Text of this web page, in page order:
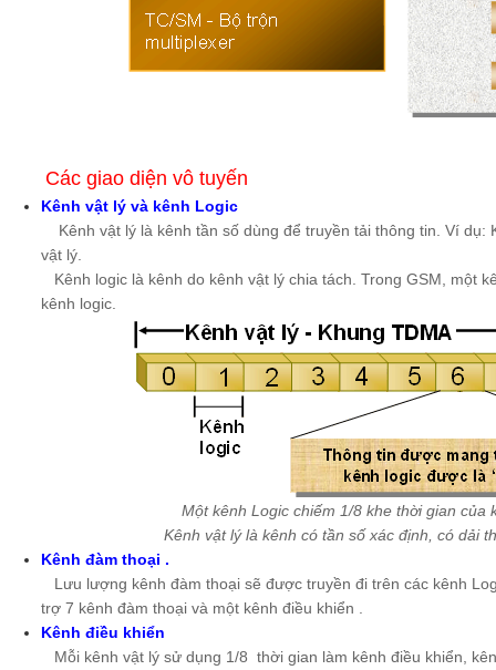
Các giao diện vô tuyến
Kênh vật lý và kênh Logic
Kênh vật lý là kênh tần số dùng để truyền tải thông tin. Ví dụ:
vật lý.
Kênh logic là kênh do kênh vật lý chia tách. Trong GSM, một
kênh logic.
Một kênh Logic chiếm 1/8 khe thời gian của
Kênh vật lý là kênh có tần số xác định, có dải
Kênh đàm thoại .
Lưu lượng kênh đàm thoại sẽ được truyền đi trên các kênh
trợ 7 kênh đàm thoại và một kênh điều khiển .
Kênh điều khiển
Mỗi kênh vật lý sử dụng 1/8 thời gian làm kênh điều khiển,